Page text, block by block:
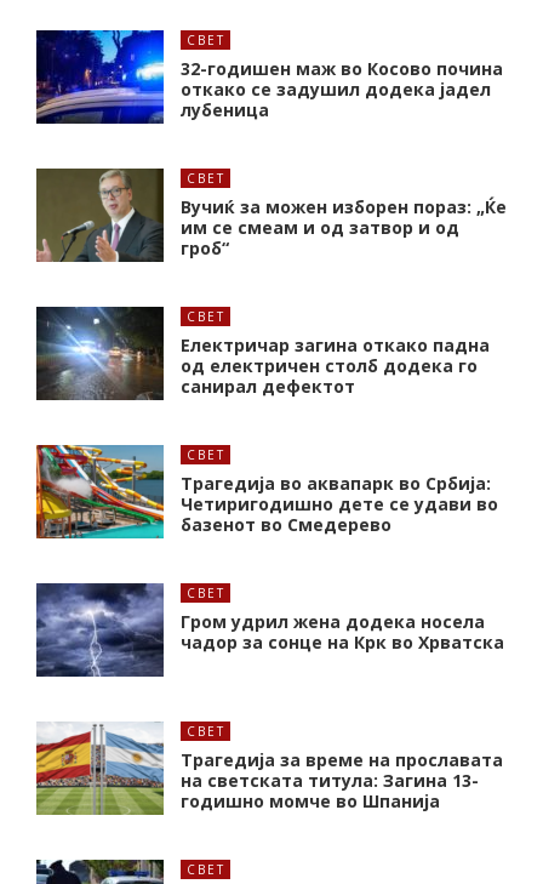
СВЕТ
32-годишен маж во Косово почина
откако се задушил додека јадел
лубеница
СВЕТ
Вучиќ за можен изборен пораз: „Ќе
им се смеам и од затвор и од
гроб“
СВЕТ
Електричар загина откако падна
од електричен столб додека го
санирал дефектот
СВЕТ
Трагедија во аквапарк во Србија:
Четиригодишно дете се удави во
базенот во Смедерево
СВЕТ
Гром удрил жена додека носела
чадор за сонце на Крк во Хрватска
СВЕТ
Трагедија за време на прославата
на светската титула: Загина 13-
годишно момче во Шпанија
СВЕТ